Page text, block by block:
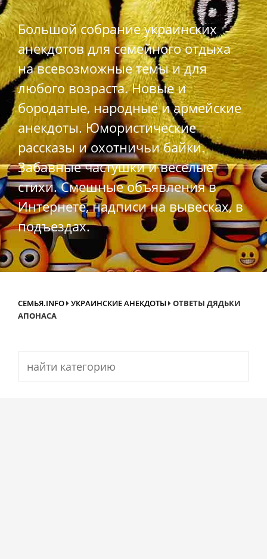
Большой собрание украинских
анекдотов для семейного отдыха
на всевозможные темы и для
любого возраста. Новые и
бородатые, народные и армейские
анекдоты. Юмористические
рассказы и охотничьи байки.
Забавные частушки и веселые
стихи. Смешные объявления в
Интернете, надписи на вывесках, в
подъездах.
СЕМЬЯ.INFO УКРАИНСКИЕ АНЕКДОТЫ
ОТВЕТЫ ДЯДЬКИ
АПОНАСА
Search